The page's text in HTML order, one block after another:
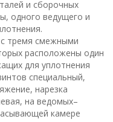
и сборочных
одного ведущего и
тремя смежными
расположены один
для уплотнения
специальный,
нарезка
на ведомых–
камере